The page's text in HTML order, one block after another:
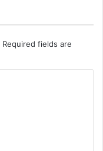
Required fields are